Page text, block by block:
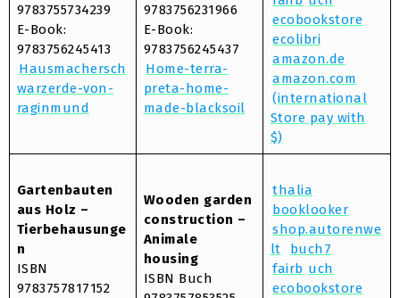
9783755734239
E-Book:
9783756245413
Hausmachersch
warzerde-von-
raginmund
9783756231966
E-Book:
9783756245437
Home-terra-
preta-home-
made-blacksoil
ecobookstore
ecolibri
amazon.de
amazon.com
(international
Store pay with
$)
Gartenbauten
aus Holz –
Tierbehausunge
n
ISBN
9783757817152
Wooden garden
construction –
Animale
housing
ISBN Buch
thalia
booklooker
shop.autorenwe
lt
buch7
fairb uch
ecobookstore